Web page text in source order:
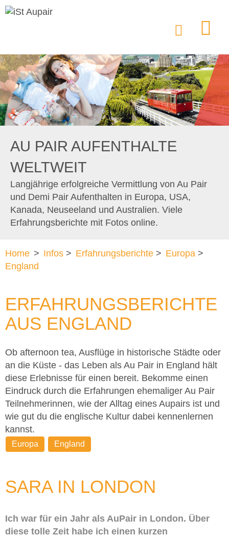
AU PAIR AUFENTHALTE
WELTWEIT
Langjährige erfolgreiche Vermittlung von Au Pair
und Demi Pair Aufenthalten in Europa, USA,
Kanada, Neuseeland und Australien. Viele
Erfahrungsberichte mit Fotos online.
Home > Infos > Erfahrungsberichte > Europa >
England
ERFAHRUNGSBERICHTE
AUS ENGLAND
Ob afternoon tea, Ausflüge in historische Städte oder
an die Küste - das Leben als Au Pair in England hält
diese Erlebnisse für einen bereit. Bekomme einen
Eindruck durch die Erfahrungen ehemaliger Au Pair
Teilnehmerinnen, wie der Alltag eines Aupairs ist und
wie gut du die englische Kultur dabei kennenlernen
kannst.
Europa England
SARA IN LONDON
Ich war für ein Jahr als AuPair in London. Über
diese tolle Zeit habe ich einen kurzen